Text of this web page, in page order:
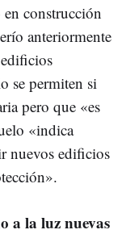
construcción
anteriormente
se permiten si
pero que «es
«indica
nuevos edificios
a la luz nuevas